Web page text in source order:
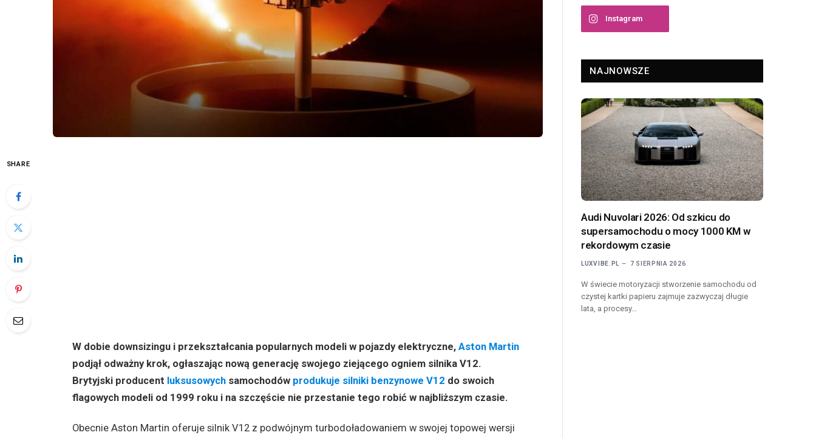
SHARE
W dobie downsizingu i przekształcania popularnych modeli w pojazdy elektryczne, Aston Martin
podjął odważny krok, ogłaszając nową generację swojego ziejącego ogniem silnika V12.
Brytyjski producent luksusowychsamochodów produkuje silniki benzynowe V12 do swoich
flagowych modeli od 1999 roku i na szczęście nie przestanie tego robić w najbliższym czasie.
Obecnie Aston Martin oferuje silnik V12 z podwójnym turbodoładowaniem w swojej topowej wersji
Instagram
NAJNOWSZE
Audi Nuvolari 2026: Od szkicu do
supersamochodu o mocy 1000 KM w
rekordowym czasie
LUXVIBE.PL 7 SIERPNIA 2026
W świecie motoryzacji stworzenie samochodu od
czystej kartki papieru zajmuje zazwyczaj długie
lata, a procesy…